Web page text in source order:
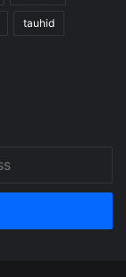
tauhid